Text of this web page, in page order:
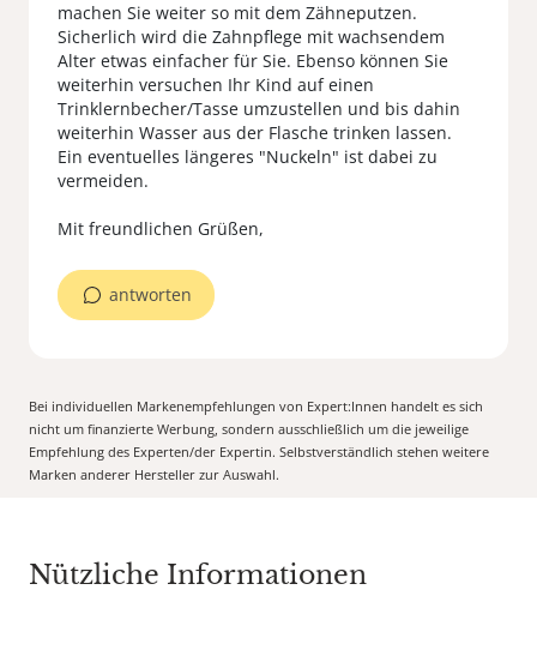
machen Sie weiter so mit dem Zähneputzen.
Sicherlich wird die Zahnpflege mit wachsendem
Alter etwas einfacher für Sie. Ebenso können Sie
weiterhin versuchen Ihr Kind auf einen
Trinklernbecher/Tasse umzustellen und bis dahin
weiterhin Wasser aus der Flasche trinken lassen.
Ein eventuelles längeres "Nuckeln" ist dabei zu
vermeiden.
Mit freundlichen Grüßen,
antworten
Bei individuellen Markenempfehlungen von Expert:Innen handelt es sich
nicht um finanzierte Werbung, sondern ausschließlich um die jeweilige
Empfehlung des Experten/der Expertin. Selbstverständlich stehen weitere
Marken anderer Hersteller zur Auswahl.
Nützliche Informationen